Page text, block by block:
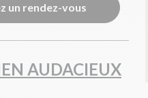
un rendez-vous
AUDACIEUX